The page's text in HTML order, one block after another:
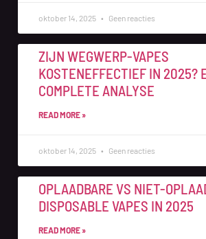
oktober 14, 2025 Geen reacties
ZIJN WEGWERP-VAPES
KOSTENEFFECTIEF IN 2025?
COMPLETE ANALYSE
READ MORE »
oktober 14, 2025 Geen reacties
OPLAADBARE VS NIET-
DISPOSABLE VAPES IN 2025
READ MORE »